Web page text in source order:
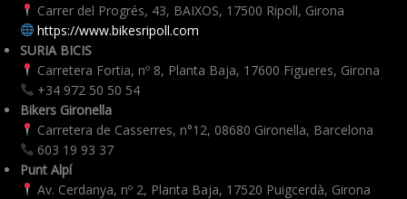
Carrer del Progrés, 43, BAIXOS, 17500 Ripoll, Girona
https://www.bikesripoll.com
SURIA BICIS
Carretera Fortia, nº 8, Planta Baja, 17600 Figueres, Girona
+34 972 50 50 54
Bikers Gironella
Carretera de Casserres, n°12, 08680 Gironella, Barcelona
603 19 93 37
Punt Alpí
Av. Cerdanya, nº 2, Planta Baja, 17520 Puigcerdà, Girona